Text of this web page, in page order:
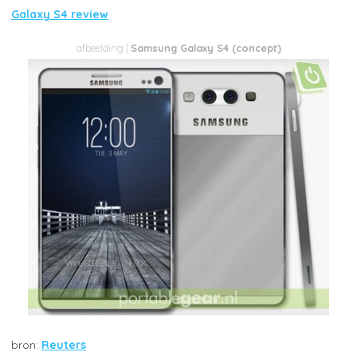
Galaxy S4 review
Samsung Galaxy S4 (concept)
Reuters